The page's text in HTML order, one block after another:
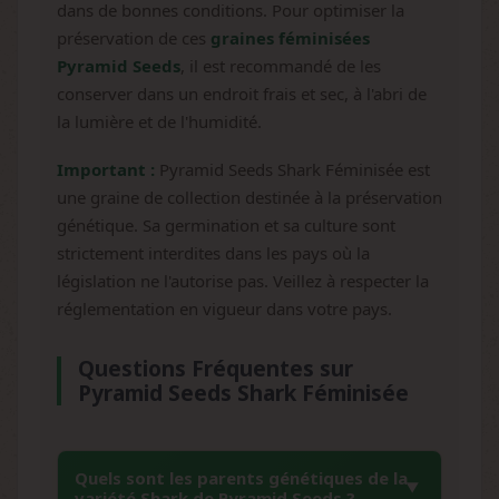
dans de bonnes conditions. Pour optimiser la
préservation de ces graines féminisées
Pyramid Seeds , il est recommandé de les
conserver dans un endroit frais et sec, à l'abri de
la lumière et de l'humidité.
Important : Pyramid Seeds Shark Féminisée est
une graine de collection destinée à la préservation
génétique. Sa germination et sa culture sont
strictement interdites dans les pays où la
législation ne l'autorise pas. Veillez à respecter la
réglementation en vigueur dans votre pays.
Questions Fréquentes sur
Pyramid Seeds Shark Féminisée
Quels sont les parents génétiques de la